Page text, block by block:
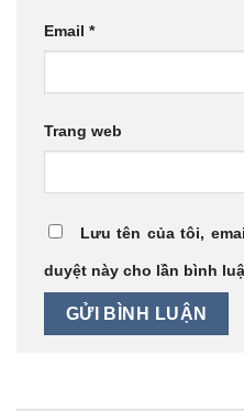
Email *
Trang web
Lưu tên của tôi,
duyệt này cho lần bình